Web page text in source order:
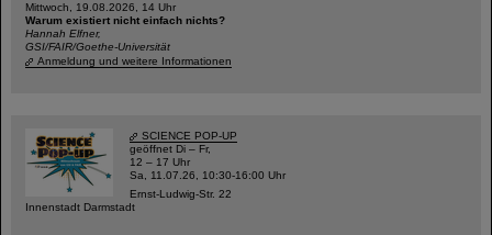
Mittwoch, 19.08.2026, 14 Uhr
Warum existiert nicht einfach nichts?
Hannah Elfner,
GSI/FAIR/Goethe-Universität
Anmeldung und weitere Informationen
SCIENCE POP-UP
geöffnet Di – Fr,
12 – 17 Uhr
Sa, 11.07.26, 10:30-16:00 Uhr
Ernst-Ludwig-Str. 22
Innenstadt Darmstadt